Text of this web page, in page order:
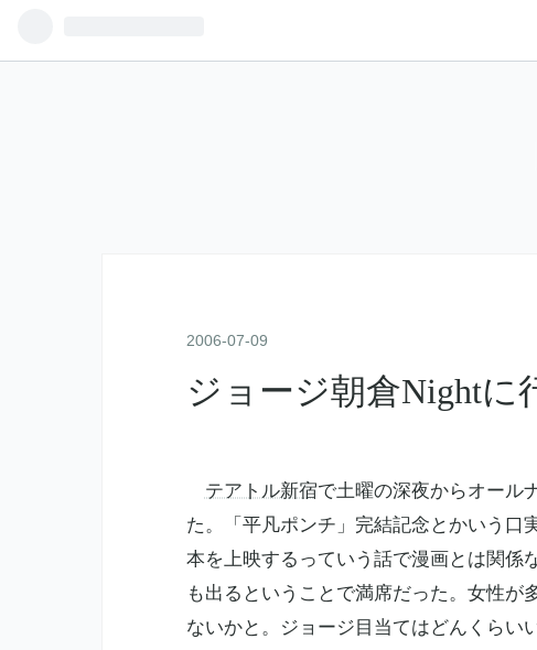
2006-07-09
ジョージ朝倉Nightに
テアトル新宿で土曜の深夜からオール
た。「平凡ポンチ」完結記念とかいう口
本を上映するっていう話で漫画とは関係
も出るということで満席だった。女性が
ないかと。ジョージ目当てはどんくらい